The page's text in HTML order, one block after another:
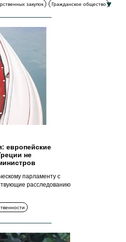
закупок
Гражданское общество
европейские
не
парламенту с
расследованию